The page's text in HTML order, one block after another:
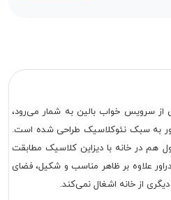
سرویس خواب بالین به شمار می‌رود،
به سبک نئوکلاسیک طراحی شده است.
هم در خانه با دیزاین کلاسیک مطابقت
علاوه بر ظاهر مناسب و شکیل، فضای
از خانه اشغال نمی‌کند.